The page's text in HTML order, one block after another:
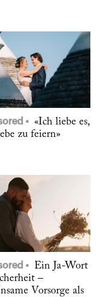
«Ich liebe es,
zu feiern»
Ein Ja-Wort
–
Vorsorge als